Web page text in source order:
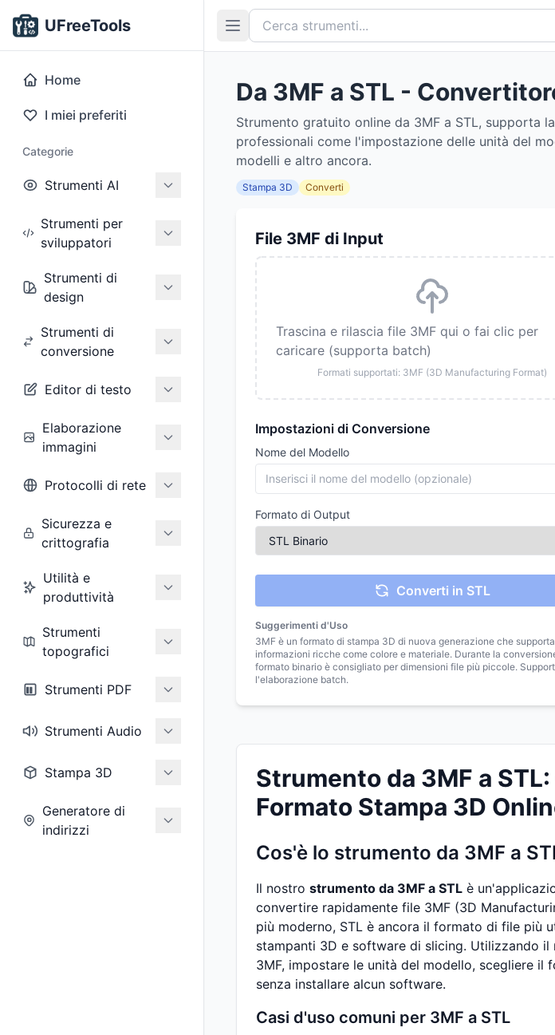
UFreeTools
Home
I miei preferiti
Categorie
Strumenti AI
Strumenti per
sviluppatori
Strumenti di
design
Strumenti di
conversione
Editor di testo
Elaborazione
immagini
Protocolli di rete
Sicurezza e
crittografia
Utilità e
produttività
Strumenti
topografici
Strumenti PDF
Strumenti Audio
Stampa 3D
Generatore di
indirizzi
Da 3MF a STL -
Strumento gratuito online da 3MF a STL, supporta
professionali come l'impostazione delle unità del
modelli e altro ancora.
Stampa 3D Converti
File 3MF di Input
Trascina e rilascia file 3MF qui o fai clic per
caricare (supporta batch)
Formati supportati: 3MF (3D Manufacturing Format)
Impostazioni di Conversione
Nome del Modello
Formato di Output
Converti in STL
Suggerimenti d'Uso
3MF è un formato di stampa 3D di nuova generazione che supporta
informazioni ricche come colore e materiale. Durante la
formato binario è consigliato per dimensioni file più piccole.
l'elaborazione batch.
Strumento da 3MF a
Formato Stampa 3D
Cos'è lo strumento da 3MF a
Il nostro strumento da 3MF a STL è
convertire rapidamente file 3MF (3D
più moderno, STL è ancora il formato di file più
stampanti 3D e software di slicing. Utilizzando il
3MF, impostare le unità del modello, scegliere
senza installare alcun software.
Casi d'uso comuni per 3MF a STL